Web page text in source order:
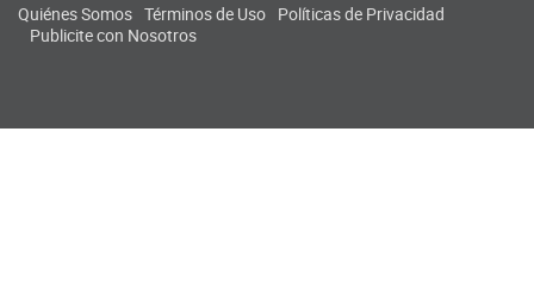
Quiénes Somos Términos de Uso Políticas de Privacidad
Publicite con Nosotros